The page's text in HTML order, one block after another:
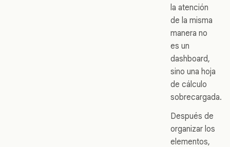
la atención
de la misma
manera no
es un
dashboard,
sino una hoja
de cálculo
sobrecargada.
Después de
organizar los
elementos,